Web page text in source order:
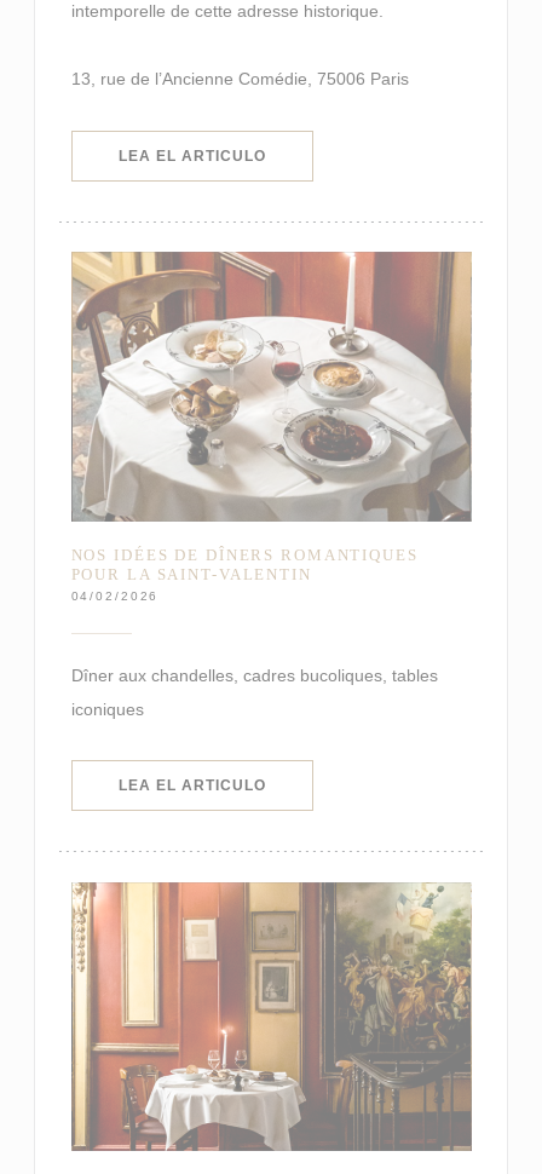
intemporelle de cette adresse historique.
13, rue de l’Ancienne Comédie, 75006 Paris
LEA EL ARTICULO((ABRE EN UNA NUEVA
NOS IDÉES DE DÎNERS ROMANTIQUES
POUR LA SAINT-VALENTIN
04/02/2026
Dîner aux chandelles, cadres bucoliques, tables
iconiques
LEA EL ARTICULO((ABRE EN UNA NUEVA